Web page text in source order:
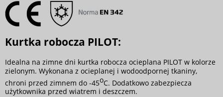
Kurtka robocza PILOT:
Idealna na zimne dni kurtka robocza ocieplana PILOT w kolorze
zielonym. Wykonana z ocieplanej i wodoodpornej tkaniny,
chroni przed zimnem do -45oC. Dodatkowo zabezpiecza
użytkownika przed wiatrem i deszczem.